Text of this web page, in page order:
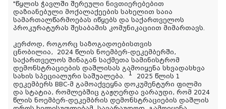
"წყლის ჭავლში შერეული ნივთიერებებით
დაზიანებული მოქალაქეების სახელით საია
სამართალწარმოებას იწყებს და საქართველოს
პროკურატურას შესაბამის კომუნიკაციით მიმართავს.
კერძოდ, როგორც საზოგადოებისთვის
ცნობილია, 2024 წლის ნოემბერ-დეკემბერში,
საქართველოს შინაგან საქმეთა სამინისტრომ
დემონსტრაციების დაშლისას გამოიყენა სხვადასხვა
სახის სპეციალური საშუალება. 1
2025 წლის 1
დეკემბერს BBC-მ გამოაქვეყნა დოკუმენტური ფილმი
და სტატია, რომლებშიც გაჟღერდა ვარაუდი, რომ 2024
წლის ნოემბერ-დეკემბრის დემონსტრაციების დაშლის